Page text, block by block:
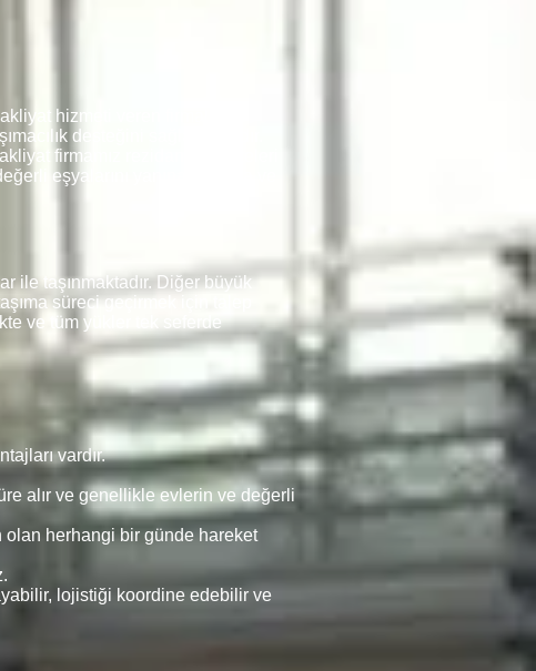
hizmeti veren firmalarda
desteğini sağlamaktadır.
firmamız rezidansları, siteleri
eşyalarını yanına almakta ve
ile taşınmaktadır. Diğer büyük
süreci geçirmek için talep
ve tüm yükler tek seferde
vardır.
alır ve genellikle evlerin ve değerli
herhangi bir günde hareket
lojistiği koordine edebilir ve